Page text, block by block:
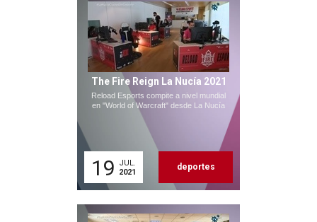
The Fire Reign La Nucía 2021
Reload Esports compite a nivel mundial
en "World of Warcraft" desde La Nucía
19
JUL.
2021
deportes